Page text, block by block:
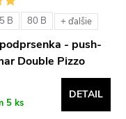
B 80 B + ďalšie
- push-
Double Pizzo
5 ks
DETAIL